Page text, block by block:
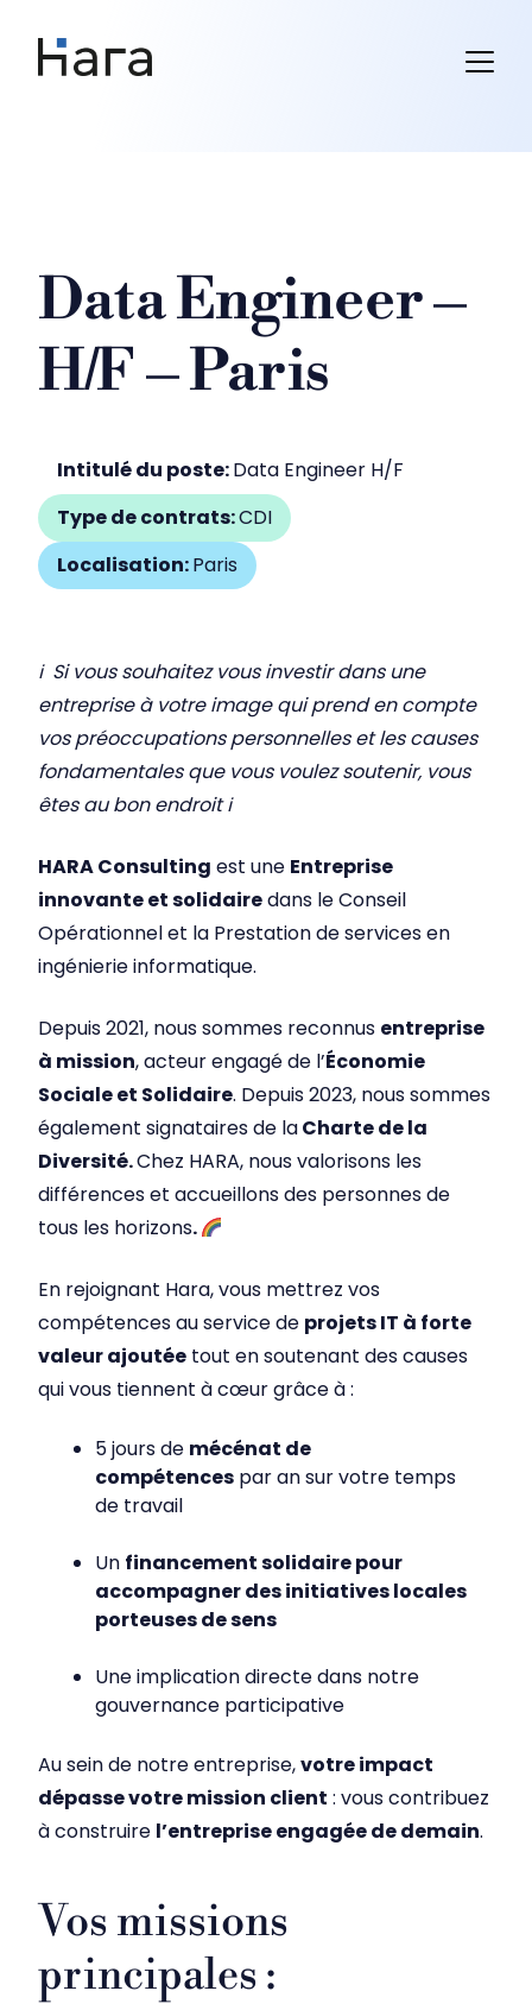
content
Data Engineer –
H/F – Paris
Intitulé du poste:Data Engineer H/F
Type de contrats:CDI
Localisation:Paris
ℹ Si vous souhaitez vous investir dans une
entreprise à votre image qui prend en compte
vos préoccupations personnelles et les causes
fondamentales que vous voulez soutenir, vous
êtes au bon endroit ℹ
HARA Consulting est une Entreprise
innovante et solidairedans le Conseil
Opérationnel et la Prestation de services en
ingénierie informatique.
Depuis 2021, nous sommes reconnus entreprise
à mission, acteur engagé de l’Économie
Sociale et Solidaire. Depuis 2023, nous sommes
également signataires de laCharte de la
Diversité.Chez HARA, nous valorisons les
différences et accueillons des personnes de
tous les horizons.
En rejoignant Hara, vous mettrez vos
compétences au service de projets IT à forte
valeur ajoutée tout en soutenant des causes
qui vous tiennent à cœur grâce à :
5 jours de mécénat de
compétences par an sur votre temps
de travail
Un financement solidaire pour
accompagner des initiatives locales
porteuses de sens
Une implication directe dans notre
gouvernance participative
Au sein de notre entreprise,votre impact
dépasse votre mission client : vous contribuez
à construire l’entreprise engagée de demain.
Vos missions
principales :